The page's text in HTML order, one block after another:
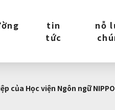
tin
tức
nỗ
của Học viện Ngôn ngữ